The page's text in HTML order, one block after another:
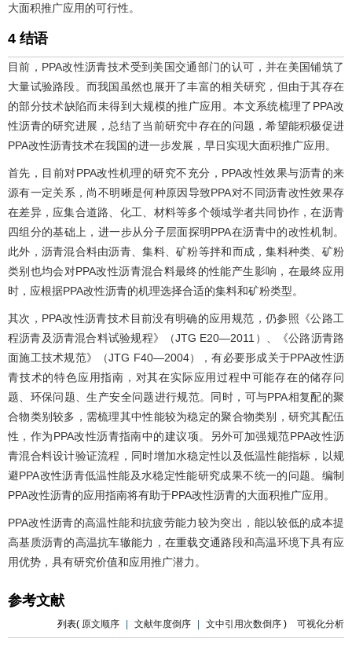
大面积推广应用的可行性。
4 结语
目前，PPA改性沥青技术受到美国交通部门的认可，并在美国铺筑了
大量试验路段。而我国虽然也展开了丰富的相关研究，但由于其存在
的部分技术缺陷而未得到大规模的推广应用。本文系统梳理了PPA改
性沥青的研究进展，总结了当前研究中存在的问题，希望能积极促进
PPA改性沥青技术在我国的进一步发展，早日实现大面积推广应用。
首先，目前对PPA改性机理的研究不充分，PPA改性效果与沥青的来
源有一定关系，尚不明晰是何种原因导致PPA对不同沥青改性效果存
在差异，应集合道路、化工、材料等多个领域学者共同协作，在沥青
四组分的基础上，进一步从分子层面探明PPA在沥青中的改性机制。
此外，沥青混合料由沥青、集料、矿粉等拌和而成，集料种类、矿粉
类别也均会对PPA改性沥青混合料最终的性能产生影响，在最终应用
时，应根据PPA改性沥青的机理选择合适的集料和矿粉类型。
其次，PPA改性沥青技术目前没有明确的应用规范，仍参照《公路工
程沥青及沥青混合料试验规程》（JTG E20—2011）、《公路沥青路
面施工技术规范》（JTG F40—2004），有必要形成关于PPA改性沥
青技术的特色应用指南，对其在实际应用过程中可能存在的储存问
题、环保问题、生产安全问题进行规范。同时，可与PPA相复配的聚
合物类别较多，需梳理其中性能较为稳定的聚合物类别，研究其配伍
性，作为PPA改性沥青指南中的建议项。另外可加强规范PPA改性沥
青混合料设计验证流程，同时增加水稳定性以及低温性能指标，以规
避PPA改性沥青低温性能及水稳定性能研究成果不统一的问题。编制
PPA改性沥青的应用指南将有助于PPA改性沥青的大面积推广应用。
PPA改性沥青的高温性能和抗疲劳能力较为突出，能以较低的成本提
高基质沥青的高温抗车辙能力，在重载交通路段和高温环境下具有应
用优势，具有研究价值和应用推广潜力。
参考文献
列表( 原文顺序 | 文献年度倒序 | 文中引用次数倒序 ) 可视化分析